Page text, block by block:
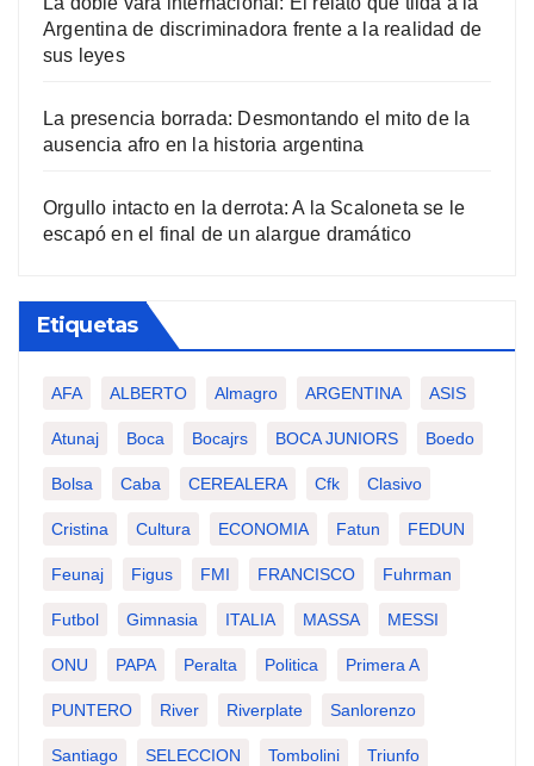
Argentina de discriminadora frente a la realidad de
sus leyes
La presencia borrada: Desmontando el mito de la
ausencia afro en la historia argentina
Orgullo intacto en la derrota: A la Scaloneta se le
escapó en el final de un alargue dramático
Etiquetas
AFA ALBERTO Almagro ARGENTINA ASIS
Atunaj Boca Bocajrs BOCA JUNIORS Boedo
Bolsa Caba CEREALERA Cfk Clasivo
Cristina Cultura ECONOMIA Fatun FEDUN
Feunaj Figus FMI FRANCISCO Fuhrman
Futbol Gimnasia ITALIA MASSA MESSI
ONU PAPA Peralta Politica Primera A
PUNTERO River Riverplate Sanlorenzo
Santiago SELECCION Tombolini Triunfo